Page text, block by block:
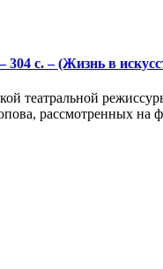
с. – (Жизнь в
театральной
рассмотренных на